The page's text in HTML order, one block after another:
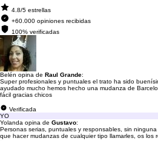
4.8/5 estrellas
+60.000 opiniones recibidas
100% verificadas
Belén opina de Raul Grande:
Super profesionales y puntuales el trato ha sido
ayudado mucho hemos hecho una mudanza de
fácil gracias chicos
Verificada
YO
Yolanda opina de Gustavo:
Personas serias, puntuales y responsables, sin
que hacer mudanzas de cualquier tipo llamarles, os los